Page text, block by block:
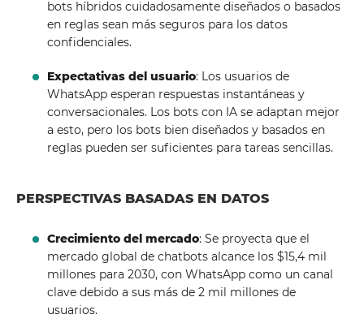
bots híbridos cuidadosamente diseñados o basados ​​
en reglas sean más seguros para los datos
confidenciales.
Expectativas del usuario: Los usuarios de
WhatsApp esperan respuestas instantáneas y
conversacionales. Los bots con IA se adaptan mejor
a esto, pero los bots bien diseñados y basados ​​en
reglas pueden ser suficientes para tareas sencillas.
PERSPECTIVAS BASADAS EN DATOS
Crecimiento del mercado: Se proyecta que el
mercado global de chatbots alcance los $15,4 mil
millones para 2030, con WhatsApp como un canal
clave debido a sus más de 2 mil millones de
usuarios.